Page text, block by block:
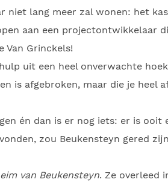
lang meer zal wonen: het
aan een projectontwikkelaar
Grinckels!
uit een heel onverwachte
is afgebroken, maar die je heel
én dan is er nog iets: er is
zou Beukensteyn gered
van Beukensteyn. Ze overleed